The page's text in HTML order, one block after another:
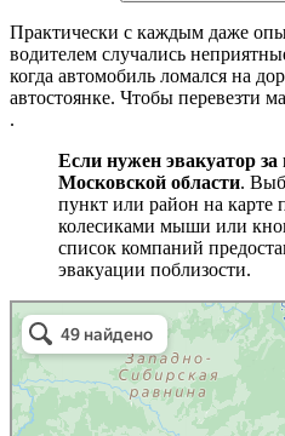
Практически с каждым даже
водителем случались
когда автомобиль ломался на
автостоянке. Чтобы перевезти
.
Если нужен эвакуатор за
Московской области.
пункт или район на карте
колесиками мыши или
список компаний
эвакуации поблизости.
эвакуаторы на карте
Волоколамск